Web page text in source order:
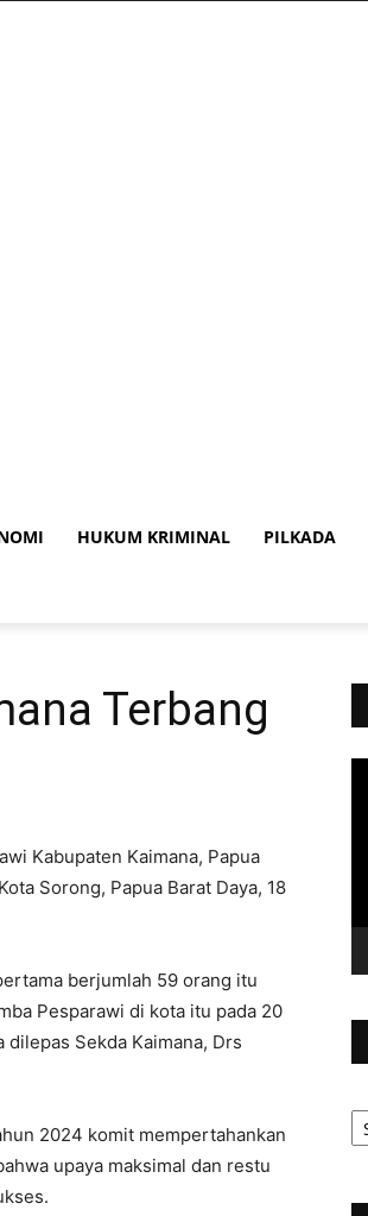
HUKUM KRIMINAL PILKADA
Terbang
Kabupaten Kaimana, Papua
Sorong, Papua Barat Daya, 18
berjumlah 59 orang itu
Pesparawi di kota itu pada 20
Sekda Kaimana, Drs
2024 komit mempertahankan
upaya maksimal dan restu